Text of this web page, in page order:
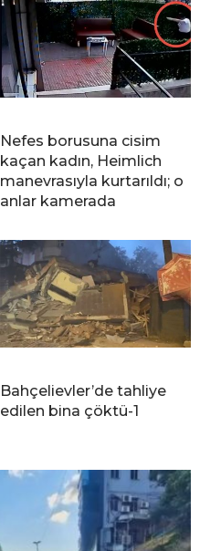
Nefes borusuna cisim
kaçan kadın, Heimlich
manevrasıyla kurtarıldı; o
anlar kamerada
Bahçelievler’de tahliye
edilen bina çöktü-1